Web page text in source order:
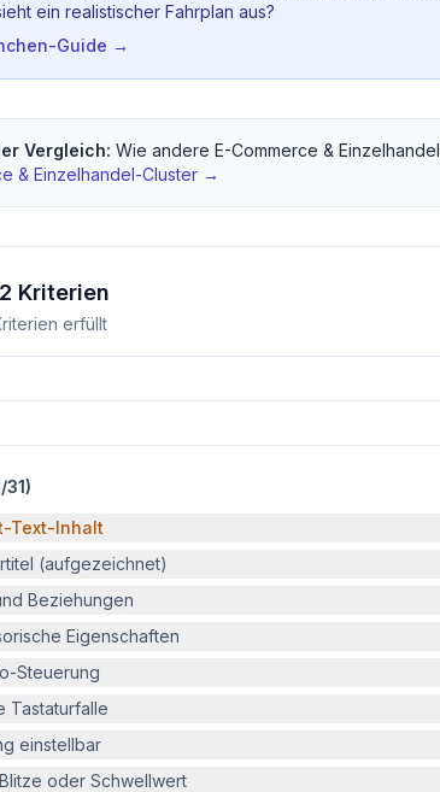
ein realistischer Fahrplan aus?
Guide →
Vergleich: Wie andere E-Commerce & Einzelhandel
& Einzelhandel-Cluster →
Kriterien
erfüllt
/31)
Barriere:
Text-Inhalt
(aufgezeichnet)
Beziehungen
Eigenschaften
Steuerung
Tastaturfalle
einstellbar
oder Schwellwert